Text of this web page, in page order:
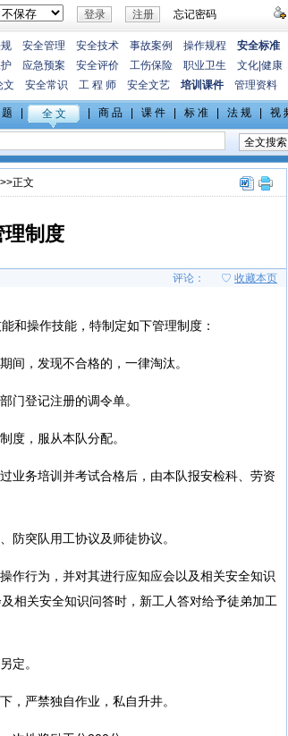
忘记密码
安全管理 安全技术 事故案例 操作规程
安全标准
应急预案 安全评价 工伤保险 职业卫生 文化 健康
文 安全常识 工 程 师 安全文艺 培训课件 管理资料
>>正文
理制度
评论： ♡ 收藏本页
和操作技能，特制定如下管理制度：
间，发现不合格的，一律淘汰。
门登记注册的调令单。
度，服从本队分配。
业务培训并考试合格后，由本队报安检科、劳资
防突队用工协议及师徒协议。
作行为，并对其进行应知应会以及相关安全知识
相关安全知识问答时，新工人答对给予徒弟加工
定。
，严禁独自作业，私自升井。